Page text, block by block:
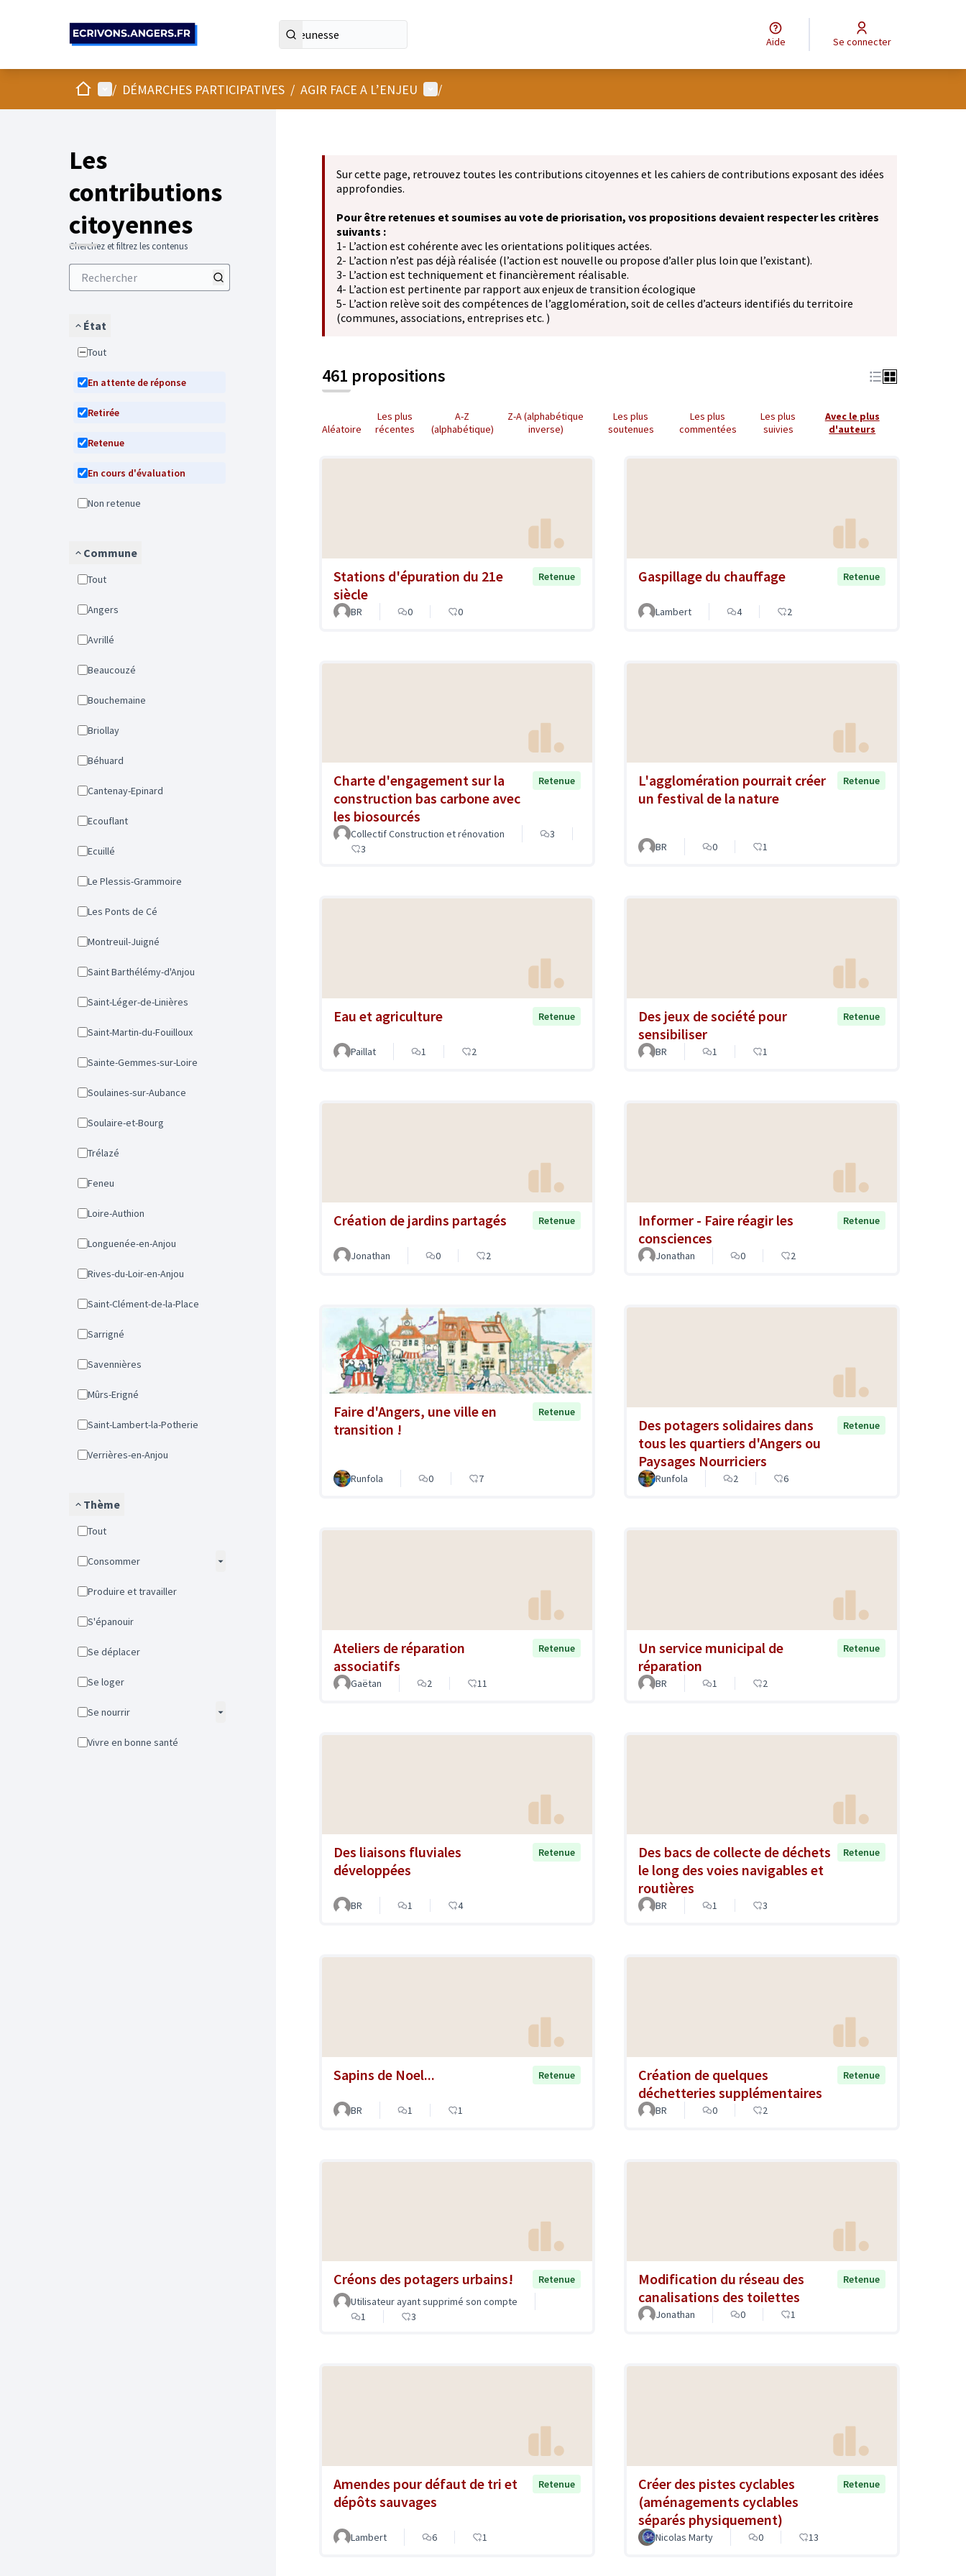
Aide Se connecter
AccueilMenu principal
/ DÉMARCHES PARTICIPATIVES / AGIR FACE A L’ENJEU Menu utilisateur
/
Les
contributions
citoyennes
Cherchez et filtrez les contenus
État
Tout
En attente de réponse
Retirée
Retenue
En cours d'évaluation
Non retenue
Commune
Tout
Angers
Avrillé
Beaucouzé
Bouchemaine
Briollay
Béhuard
Cantenay-Epinard
Ecouflant
Ecuillé
Le Plessis-Grammoire
Les Ponts de Cé
Montreuil-Juigné
Saint Barthélémy-d'Anjou
Saint-Léger-de-Linières
Saint-Martin-du-Fouilloux
Sainte-Gemmes-sur-Loire
Soulaines-sur-Aubance
Soulaire-et-Bourg
Trélazé
Feneu
Loire-Authion
Longuenée-en-Anjou
Rives-du-Loir-en-Anjou
Saint-Clément-de-la-Place
Sarrigné
Savennières
Mûrs-Erigné
Saint-Lambert-la-Potherie
Verrières-en-Anjou
Thème
Tout
Consommer
Produire et travailler
S'épanouir
Se déplacer
Se loger
Se nourrir
Vivre en bonne santé
Sur cette page, retrouvez toutes les contributions citoyennes et les cahiers de contributions exposant des idées
approfondies.
Pour être retenues et soumises au vote de priorisation, vos propositions devaient respecter les critères
suivants :
1- L’action est cohérente avec les orientations politiques actées.
2- L’action n’est pas déjà réalisée (l’action est nouvelle ou propose d’aller plus loin que l’existant).
3- L’action est techniquement et financièrement réalisable.
4- L’action est pertinente par rapport aux enjeux de transition écologique
5- L’action relève soit des compétences de l’agglomération, soit de celles d’acteurs identifiés du territoire
(communes, associations, entreprises etc. )
461 propositions
Aléatoire
Les plus
récentes
A-Z
(alphabétique)
Z-A (alphabétique
inverse)
Les plus
soutenues
Les plus
commentées
Les plus
suivies
Avec le plus
d'auteurs
Stations d'épuration du 21e
siècle
Retenue
BR 0 0
Gaspillage du chauffage Retenue
Lambert 4 2
Charte d'engagement sur la
construction bas carbone avec
les biosourcés
Retenue
Collectif Construction et rénovation
3
3
L'agglomération pourrait créer
un festival de la nature
Retenue
BR 0 1
Eau et agriculture Retenue
Paillat 1 2
Des jeux de société pour
sensibiliser
Retenue
BR 1 1
Création de jardins partagés Retenue
Jonathan 0 2
Informer - Faire réagir les
consciences
Retenue
Jonathan 0 2
Faire d'Angers, une ville en
transition !
Retenue
Runfola 0 7
Des potagers solidaires dans
tous les quartiers d'Angers ou
Paysages Nourriciers
Retenue
Runfola 2 6
Ateliers de réparation
associatifs
Retenue
Gaëtan 2 11
Un service municipal de
réparation
Retenue
BR 1 2
Des liaisons fluviales
développées
Retenue
BR 1 4
Des bacs de collecte de déchets
le long des voies navigables et
routières
Retenue
BR 1 3
Sapins de Noel... Retenue
BR 1 1
Création de quelques
déchetteries supplémentaires
Retenue
BR 0 2
Créons des potagers urbains!
Retenue
Utilisateur ayant supprimé son compte
1
3
Modification du réseau des
canalisations des toilettes
Retenue
Jonathan 0 1
Amendes pour défaut de tri et
dépôts sauvages
Retenue
Lambert 6 1
Créer des pistes cyclables
(aménagements cyclables
séparés physiquement)
Retenue
Nicolas Marty 0 13